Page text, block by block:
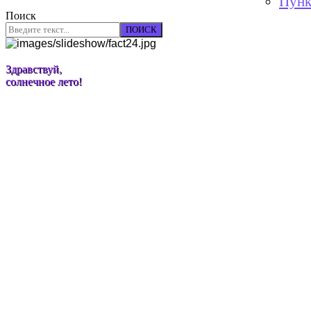
Поиск
ПОИСК
Здравствуй,
солнечное лето!